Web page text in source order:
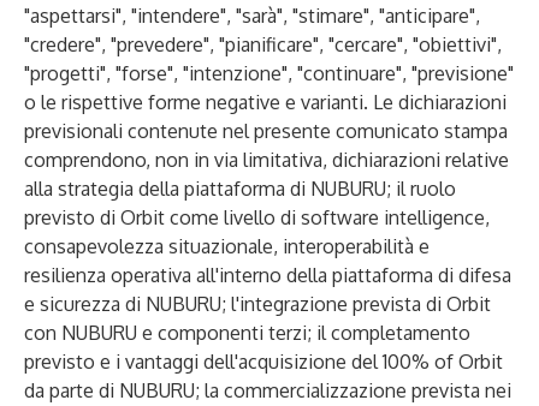
"aspettarsi", "intendere", "sarà", "stimare", "anticipare",
"credere", "prevedere", "pianificare", "cercare", "obiettivi",
"progetti", "forse", "intenzione", "continuare", "previsione"
o le rispettive forme negative e varianti. Le dichiarazioni
previsionali contenute nel presente comunicato stampa
comprendono, non in via limitativa, dichiarazioni relative
alla strategia della piattaforma di NUBURU; il ruolo
previsto di Orbit come livello di software intelligence,
consapevolezza situazionale, interoperabilità e
resilienza operativa all'interno della piattaforma di difesa
e sicurezza di NUBURU; l'integrazione prevista di Orbit
con NUBURU e componenti terzi; il completamento
previsto e i vantaggi dell'acquisizione del 100% of Orbit
da parte di NUBURU; la commercializzazione prevista nei